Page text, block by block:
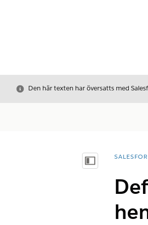
Stäng
Den här texten har översatts med
Visa Du är